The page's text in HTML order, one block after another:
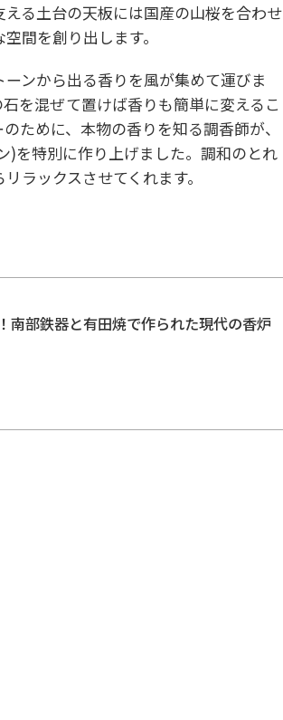
える土台の天板には国産の山桜を合わせ
間を創り出します。
ンから出る香りを風が集めて運びま
を混ぜて置けば香りも簡単に変えるこ
ために、本物の香りを知る調香師が、
を特別に作り上げました。 調和のとれ
ラックスさせてくれます。
南部鉄器と有田焼で作られた現代の香炉